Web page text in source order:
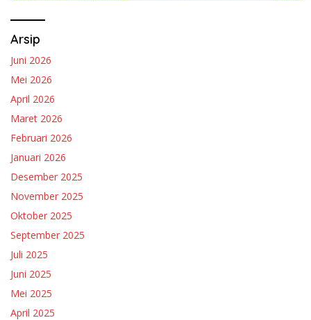
Arsip
Juni 2026
Mei 2026
April 2026
Maret 2026
Februari 2026
Januari 2026
Desember 2025
November 2025
Oktober 2025
September 2025
Juli 2025
Juni 2025
Mei 2025
April 2025